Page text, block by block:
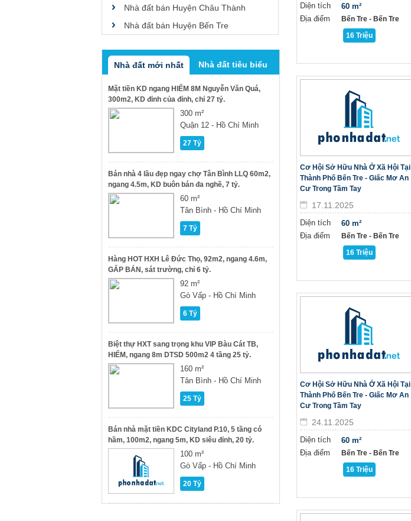
Nhà đất bán Huyện Châu Thành
Nhà đất bán Huyện Bến Tre
Nhà đất mới nhất Nhà đất tiêu biểu
Mặt tiền KD ngang HIẾM 8M Nguyễn Văn Quá,
300m2, KD đỉnh của đỉnh, chỉ 27 tỷ.
300 m²
Quận 12 - Hồ Chí Minh
27 Tỷ
Bán nhà 4 lầu đẹp ngay chợ Tân Bình LLQ 60m2,
ngang 4.5m, KD buôn bán đa nghề, 7 tỷ.
60 m²
Tân Bình - Hồ Chí Minh
7 Tỷ
Hàng HOT HXH Lê Đức Thọ, 92m2, ngang 4.6m,
GẤP BÁN, sát trường, chỉ 6 tỷ.
92 m²
Gò Vấp - Hồ Chí Minh
6 Tỷ
Biệt thự HXT sang trọng khu VIP Bàu Cát TB,
HIẾM, ngang 8m DTSD 500m2 4 tầng 25 tỷ.
160 m²
Tân Bình - Hồ Chí Minh
25 Tỷ
Bán nhà mặt tiền KDC Cityland P.10, 5 tầng có
hầm, 100m2, ngang 5m, KD siêu đỉnh, 20 tỷ.
100 m²
Gò Vấp - Hồ Chí Minh
20 Tỷ
Diện tích
Địa điểm
60 m²
Bến Tre - Bến Tre
16 Triệu
Cơ Hội Sở Hữu Nhà Ở Xã Hội Tại
Thành Phố Bến Tre - Giấc Mơ An
Cư Trong Tầm Tay
17.11.2025
Diện tích
Địa điểm
60 m²
Bến Tre - Bến Tre
16 Triệu
Cơ Hội Sở Hữu Nhà Ở Xã Hội Tại
Thành Phố Bến Tre - Giấc Mơ An
Cư Trong Tầm Tay
24.11.2025
Diện tích
Địa điểm
60 m²
Bến Tre - Bến Tre
16 Triệu